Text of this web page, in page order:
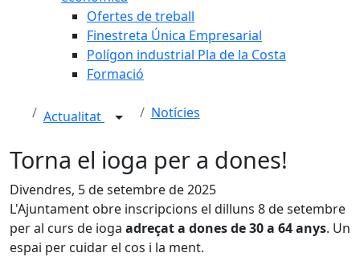
Ofertes de treball
Finestreta Única Empresarial
Polígon industrial Pla de la Costa
Formació
Actualitat Notícies
Torna el ioga per a dones!
Divendres, 5 de setembre de 2025
L'Ajuntament obre inscripcions el dilluns 8 de setembre
per al curs de ioga adreçat a dones de 30 a 64 anys. Un
espai per cuidar el cos i la ment.